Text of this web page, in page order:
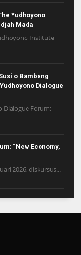
Yudhoyono
Mada
Institute
Bambang
Dialogue
Dialogue Forum:
“New Economy,
2026, diskursus...